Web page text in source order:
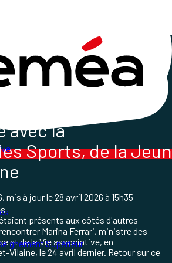
Supérieur
nous ? / Les Ceméa en Région
avec la
Sports, de la
, mis à jour le28 avril 2026 à 15h35
présents aux côtés d'autres
Marina Ferrari, ministre des
et de la Vie associative, en
Vilaine, le 24 avril dernier. Retour sur ce